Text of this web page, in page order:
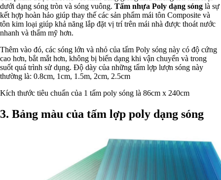
dưới dạng sóng tròn và sóng vuông. Tấm nhựa Poly dạng sóng là sự
kết hợp hoàn hảo giúp thay thế các sản phẩm mái tôn Composite và
tôn kim loại giúp khả năng lắp đặt vị trí trên mái nhà được thoát nước
nhanh và thẩm mỹ hơn.
Thêm vào đó, các sóng lớn và nhỏ của tấm Poly sóng này có độ cứng
cao hơn, bắt mắt hơn, không bị biến dạng khi vận chuyển và trong
suốt quá trình sử dụng. Độ dày của những tấm lợp lượn sóng này
thường là: 0.8cm, 1cm, 1.5m, 2cm, 2.5cm
Kích thước tiêu chuẩn của 1 tấm poly sóng là 86cm x 240cm
3. Bảng màu của tấm lợp poly dạng sóng